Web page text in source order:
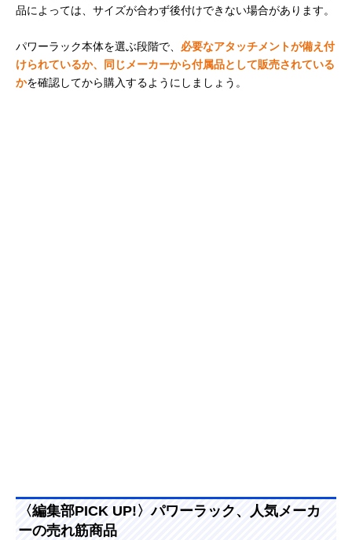
品によっては、サイズが合わず後付けできない場合があります。
パワーラック本体を選ぶ段階で、 必要なアタッチメントが備え付
けられているか、同じメーカーから付属品として販売されている
かを確認してから購入するようにしましょう。
〈編集部PICK UP!〉パワーラック、人気メーカ
ーの売れ筋商品